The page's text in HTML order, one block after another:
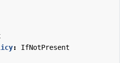
:
IfNotPresent